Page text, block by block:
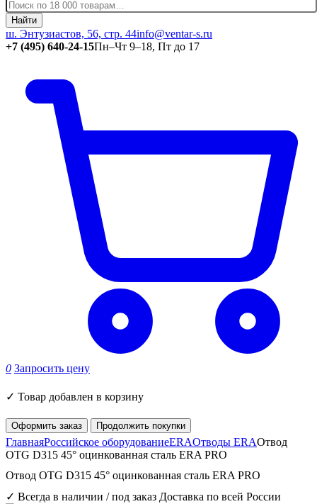
Найти
ш. Энтузиастов, 56, стр. 44info@ventar-s.ru
+7 (495) 640-24-15Пн–Чт 9–18, Пт до 17
0 Запросить цену
✓ Товар добавлен в корзину
Оформить заказ Продолжить покупки
ГлавнаяРоссийское оборудованиеERAОтводы ERAОтвод
OTG D315 45° оцинкованная сталь ERA PRO
Отвод OTG D315 45° оцинкованная сталь ERA PRO
✓ Всегда в наличии / под заказ Доставка по всей России